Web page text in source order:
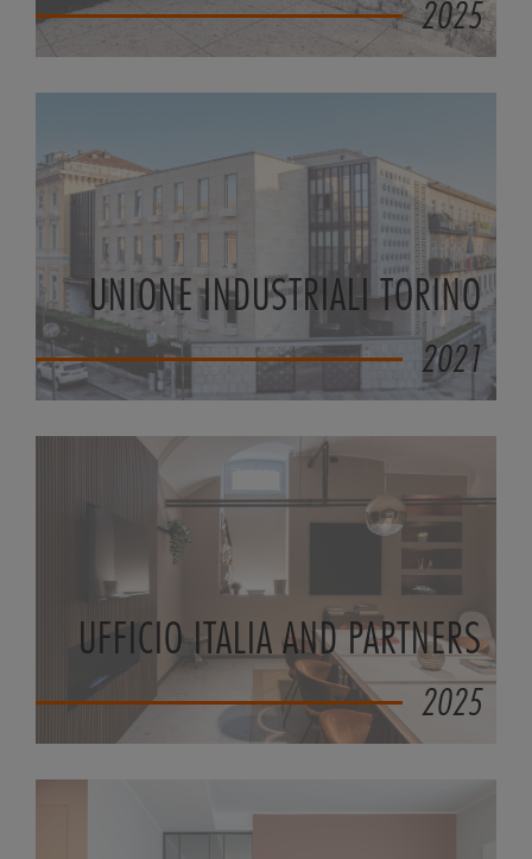
2025
UNIONE INDUSTRIALI TORINO
2021
UFFICIO ITALIA AND PARTNERS
2025